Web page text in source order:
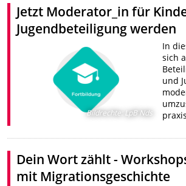
Jetzt Moderator_in für
Jugendbeteiligung werden
Bildrechte: LpB Nds
In
sich
und
Dein Wort zählt -
mit Migrationsgeschichte